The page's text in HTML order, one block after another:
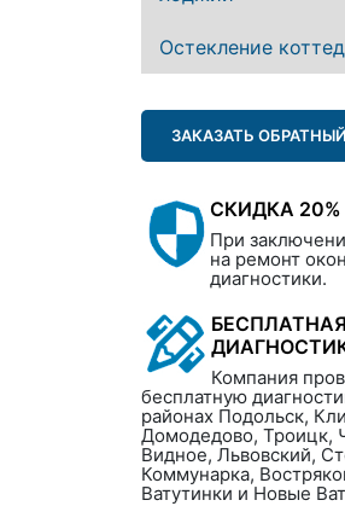
Остекление
ЗАКАЗАТЬ
СКИДКА 20%
При
на ремонт
диагностики.
БЕСПЛАТНАЯ
Компания
бесплатную
районах Подольск,
Домодедово, Троицк,
Видное, Львовский,
Коммунарка,
Ватутинки и Новые